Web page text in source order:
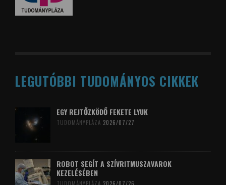
LEGUTÓBBI TUDOMÁNYOS CIKKEK
EGY REJTŐZKÖDŐ FEKETE LYUK
TUDOMÁNYPLÁZA 2026/07/27
ROBOT SEGÍT A SZÍVRITMUSZAVAROK
KEZELÉSÉBEN
TUDOMÁNYPLÁZA 2026/07/26